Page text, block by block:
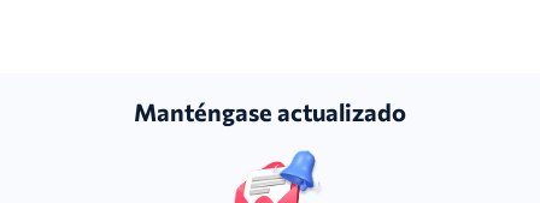
Manténgase actualizado